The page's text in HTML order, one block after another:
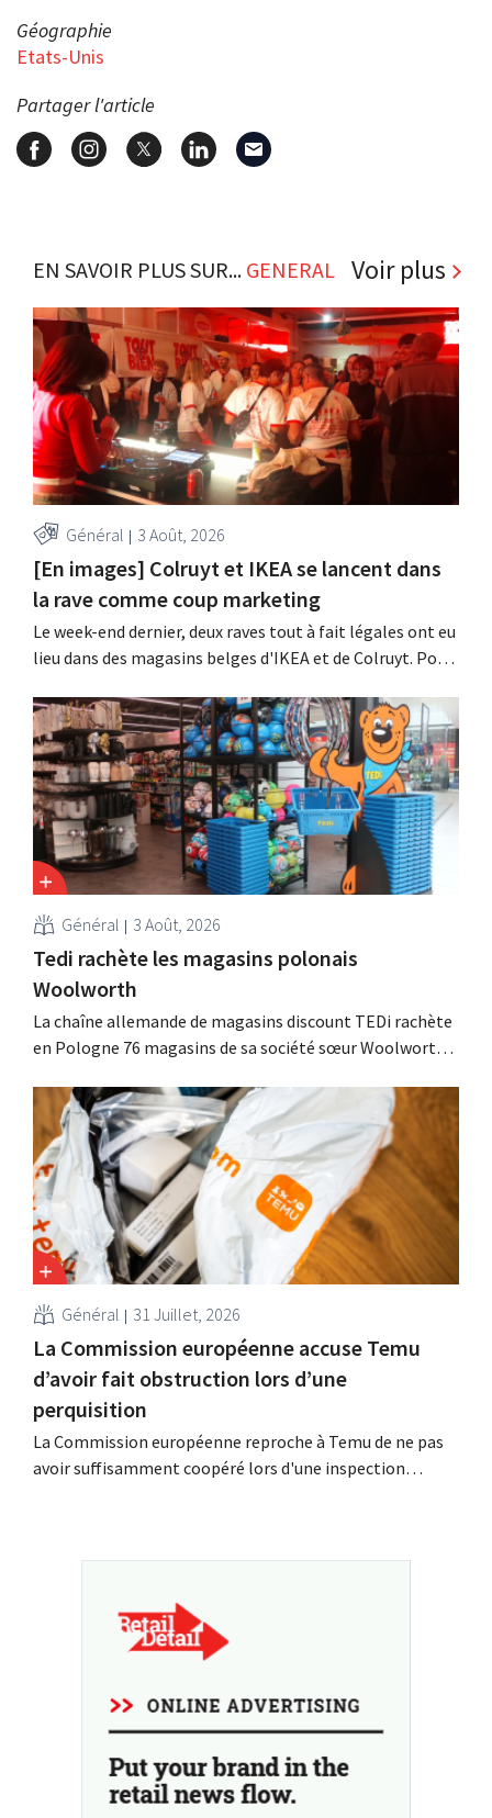
Géographie
Etats-Unis
Partager l'article
EN SAVOIR PLUS SUR... GENERAL Voir plus
Général 3 Août, 2026
[En images] Colruyt et IKEA se lancent dans
la rave comme coup marketing
Le week-end dernier, deux raves tout à fait légales ont eu
lieu dans des magasins belges d'IKEA et de Colruyt. Pour
points auprès d'un public plus jeune.
Général 3 Août, 2026
Tedi rachète les magasins polonais
Woolworth
La chaîne allemande de magasins discount TEDi rachète
en Pologne 76 magasins de sa société sœur Woolworth,
discount non alimentaire nourrissent des ambitions de
croissance en Europe.
Général 31 Juillet, 2026
La Commission européenne accuse Temu
d’avoir fait obstruction lors d’une
perquisition
La Commission européenne reproche à Temu de ne pas
avoir suffisamment coopéré lors d'une inspection